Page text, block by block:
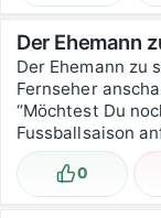
Der Ehemann
Der Ehemann zu
Fernseher
“Möchtest Du
Fussballsaison
Lustig
0